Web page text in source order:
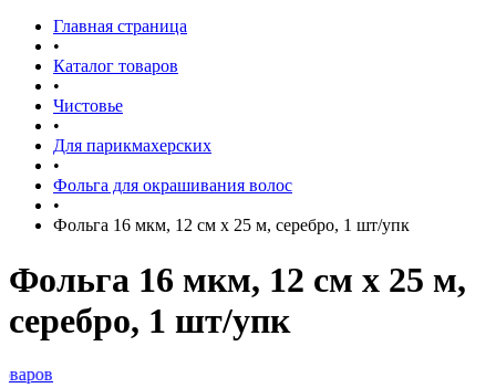
Главная страница
•
Каталог товаров
•
Чистовье
•
Для парикмахерских
•
Фольга для окрашивания волос
•
Фольга 16 мкм, 12 см х 25 м, серебро, 1 шт/упк
Фольга 16 мкм, 12 см х 25 м,
серебро, 1 шт/упк